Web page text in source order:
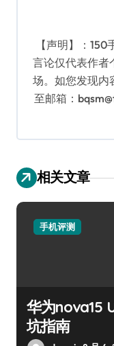
【声明】：
言论仅代表作者
场。如您发现内
至邮箱：
相关文章
手机评测
华为nova15
坑指南